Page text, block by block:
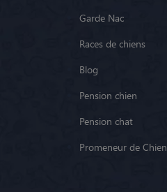
Garde Nac
Races de chiens
Blog
Pension chien
Pension chat
Promeneur de Chien